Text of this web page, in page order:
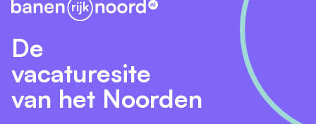
De
vacaturesite
van het Noorden